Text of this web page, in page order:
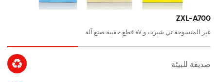
ZXL-A700
غير المنسوجة تي شيرت و W قطع حقيبة صنع آلة
 صديقة للبيئة